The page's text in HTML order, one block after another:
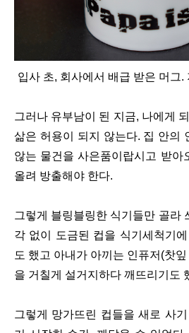
입사 초, 회사에서 배급 받은 머그.
그러나 유부남이 된 지금, 나에게
삶은 허용이 되지 않는다. 집 안의
않는 물건을 사은품이랍시고 받아
올려 방출해야 한다.
그렇게 블링블링한 식기들만 골라
각 없이 도금된 컵을 식기세척기에
도 했고 아내가 아끼는 인퓨저(찻
을 거칠게 설거지하다 깨뜨리기도
그렇게 망가뜨린 컵들을 새로 사